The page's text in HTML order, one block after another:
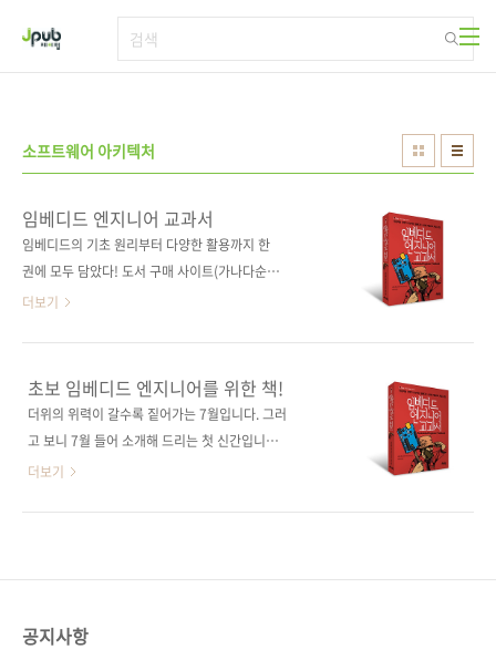
소프트웨어 아키텍처
임베디드 엔지니어 교과서
임베디드의 기초 원리부터 다양한 활용까지 한
권에 모두 담았다! 도서 구매 사이트(가나다순)
[교보문고] [도서11번가] [반디앤루니스] [알라
글북스] [리디북스] [알라딘] [예스이십사] 출판
사 제이펍도서명 임베디드 엔지니어 교과서부
제 인공지능 시대가 요구하는 임베디드 시스템
組込みエンジニアの教科書(원서 ISBN:
9784863542754)저자명 와타나베 노보루, 마
더보기
초보 임베디드 엔지니어를 위한 책!
더위의 위력이 갈수록 짙어가는 7월입니다. 그러
고 보니 7월 들어 소개해 드리는 첫 신간입니다.
다른 달에 비해 신간 소개가 조금 늦었습니다. 오
드 관련 도서를 출간했습니다. 임베디드 관련 키
더보기
공지사항